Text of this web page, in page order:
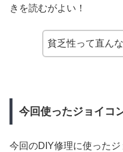
きを読むがよい！
貧乏性って直ん
今回使ったジョイコ
今回のDIY修理に使った